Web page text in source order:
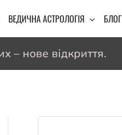
ВЕДИЧНА АСТРОЛОГІЯ БЛОГ
– нове відкриття.